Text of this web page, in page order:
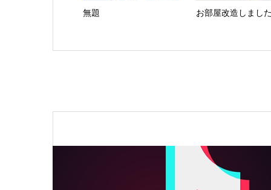
無題 お部屋改造しまし